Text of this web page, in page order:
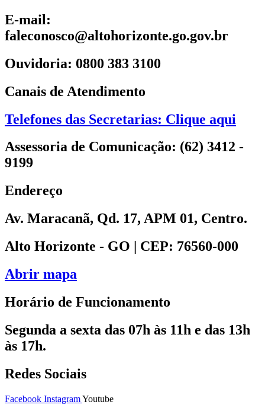
E-mail:
faleconosco@altohorizonte.go.gov.br
Ouvidoria: 0800 383 3100
Canais de Atendimento
Telefones das Secretarias: Clique aqui
Assessoria de Comunicação: (62) 3412 -
9199
Endereço
Av. Maracanã, Qd. 17, APM 01, Centro.
Alto Horizonte - GO | CEP: 76560-000
Abrir mapa
Horário de Funcionamento
Segunda a sexta das 07h às 11h e das 13h
às 17h.
Redes Sociais
Facebook InstagramYoutube